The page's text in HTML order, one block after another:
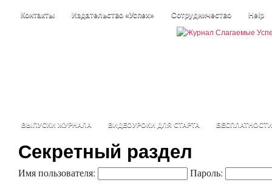
Контакты Издательство «Успех» Сотрудничество Help
ВЫПУСКИ ЖУРНАЛА ВИДЕОУРОКИ ДЛЯ СТАРТА БЕСПЛАТНОСТИ
Секретный раздел
Имя пользователя: Пароль: